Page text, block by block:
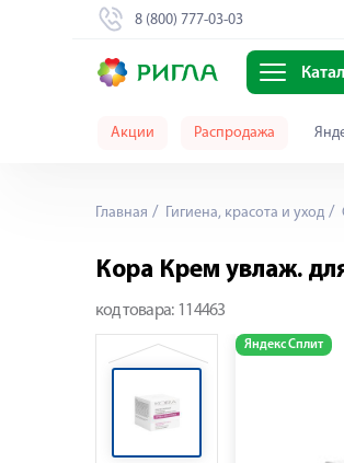
8 (800) 777-03-03
Акции Распродажа
Главная Гигиена, красота и уход
Кора Крем увлаж.
код товара: 114463
Яндекс Сплит